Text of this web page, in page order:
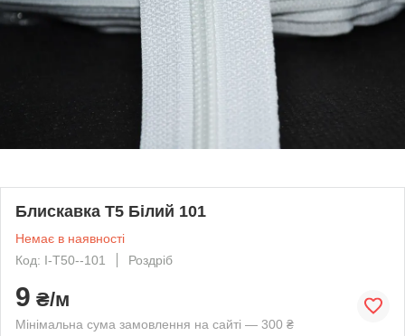
Блискавка Т5 Білий 101
Немає в наявності
Код: I-T50--101
Роздріб
9 ₴/м
Мінімальна сума замовлення на сайті — 300 ₴